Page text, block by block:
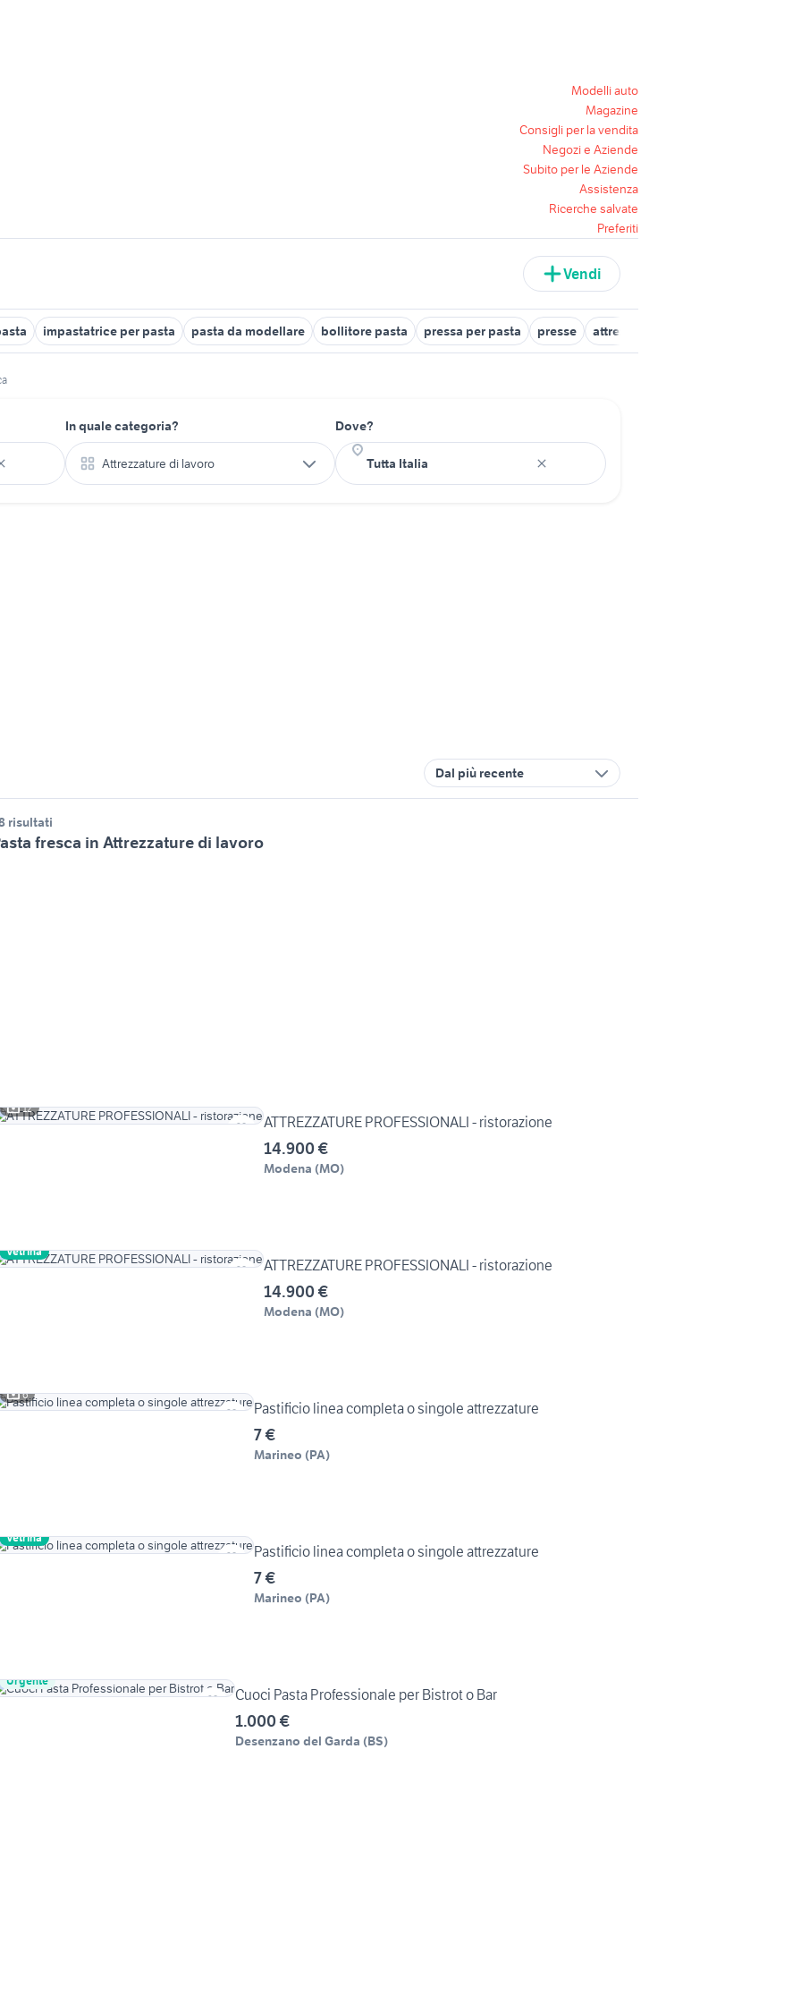
Modelli auto
Magazine
Consigli per la vendita
Negozi e Aziende
Subito per le Aziende
Assistenza
Ricerche salvate
Preferiti
Vendi
impastatrice per pasta pasta da modellare bollitore pasta pressa per pasta presse attrezzature pizzeria Sardegna
In quale categoria?
Attrezzature di lavoro
Dove?
Dal più recente
risultati
fresca in Attrezzature di lavoro
12
ATTREZZATURE PROFESSIONALI - ristorazione
14.900 €
Modena (MO)
Vetrina
ATTREZZATURE PROFESSIONALI - ristorazione
14.900 €
Modena (MO)
6
Pastificio linea completa o singole attrezzature
7 €
Marineo (PA)
Vetrina
Pastificio linea completa o singole attrezzature
7 €
Marineo (PA)
Urgente
Cuoci Pasta Professionale per Bistrot o Bar
1.000 €
Desenzano del Garda (BS)